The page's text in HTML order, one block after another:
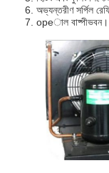
ব্লগ
বৈদ্যুতিক সরঞ্জাম
শক্তি দক্ষতা ল্যাব
যানবাহন পরীক্ষার
6. অভ্যন্তরীণ সর্পিল
7. opeাল বাষ্পীভবন।